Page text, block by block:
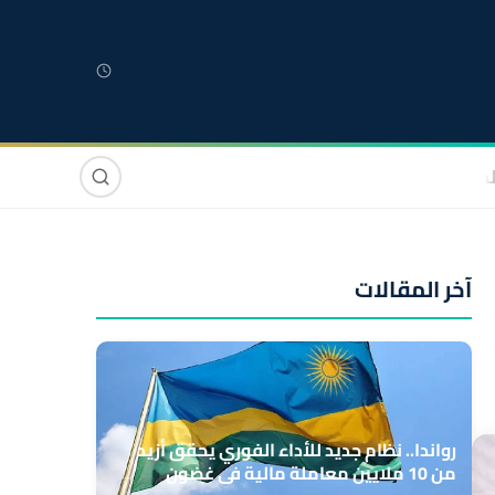
صوت وصورة
آخر المقالات
رواندا.. نظام جديد للأداء الفوري يحقق أزيد
من 10 ملايين معاملة مالية في غضون